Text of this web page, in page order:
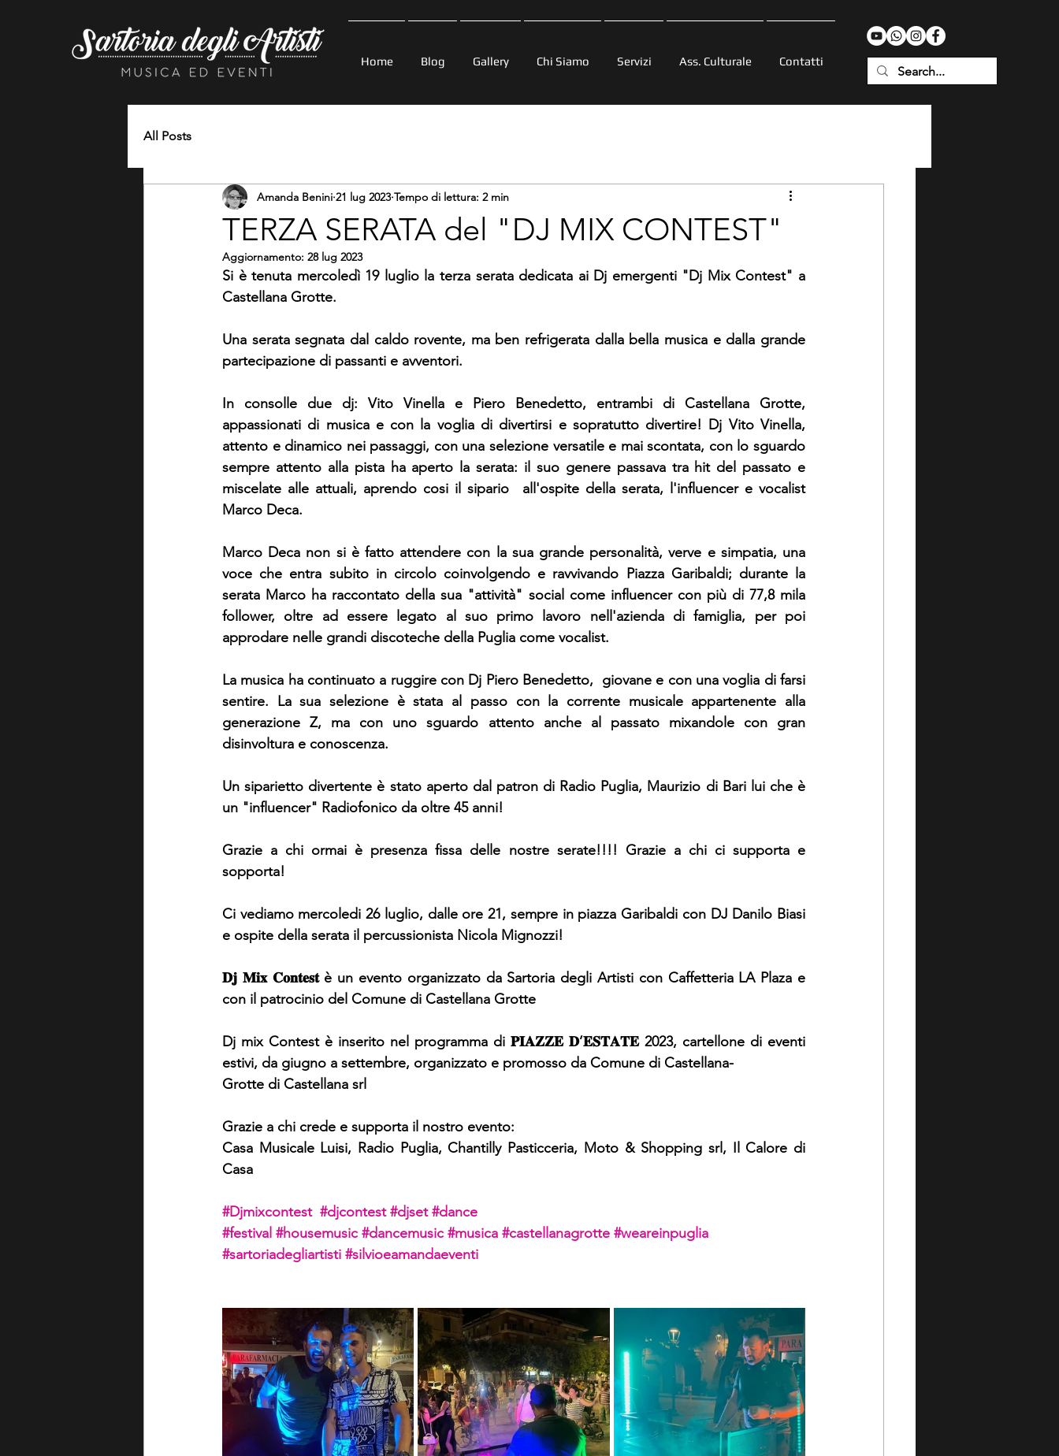
Home Blog Gallery Chi Siamo Servizi Ass. Culturale Contatti
All Posts
TERZA SERATA del "DJ MIX CONTEST"
Amanda Benini 21 lug 2023 Tempo di lettura: 2 min
Aggiornamento: 28 lug 2023
Si è tenuta mercoledì 19 luglio la terza serata dedicata ai Dj emergenti "Dj Mix Contest" a
Castellana Grotte.
Una serata segnata dal caldo rovente, ma ben refrigerata dalla bella musica e dalla grande
partecipazione di passanti e avventori.
In consolle due dj: Vito Vinella e Piero Benedetto, entrambi di Castellana Grotte,
appassionati di musica e con la voglia di divertirsi e sopratutto divertire! Dj Vito Vinella,
attento e dinamico nei passaggi, con una selezione versatile e mai scontata, con lo sguardo
sempre attento alla pista ha aperto la serata: il suo genere passava tra hit del passato e
miscelate alle attuali, aprendo cosi il sipario  all'ospite della serata, l'influencer e vocalist
Marco Deca.
Marco Deca non si è fatto attendere con la sua grande personalità, verve e simpatia, una
voce che entra subito in circolo coinvolgendo e ravvivando Piazza Garibaldi; durante la
serata Marco ha raccontato della sua "attività" social come influencer con più di 77,8 mila
follower, oltre ad essere legato al suo primo lavoro nell'azienda di famiglia, per poi
approdare nelle grandi discoteche della Puglia come vocalist.
La musica ha continuato a ruggire con Dj Piero Benedetto,  giovane e con una voglia di farsi
sentire. La sua selezione è stata al passo con la corrente musicale appartenente alla
generazione Z, ma con uno sguardo attento anche al passato mixandole con gran
disinvoltura e conoscenza.
Un siparietto divertente è stato aperto dal patron di Radio Puglia, Maurizio di Bari lui che è
un "influencer" Radiofonico da oltre 45 anni!
Grazie a chi ormai è presenza fissa delle nostre serate!!!! Grazie a chi ci supporta e
sopporta!
Ci vediamo mercoledi 26 luglio, dalle ore 21, sempre in piazza Garibaldi con DJ Danilo Biasi
e ospite della serata il percussionista Nicola Mignozzi!
𝐃𝐣 𝐌𝐢𝐱 𝐂𝐨𝐧𝐭𝐞𝐬𝐭 è un evento organizzato da Sartoria degli Artisti con Caffetteria LA Plaza e
con il patrocinio del Comune di Castellana Grotte
Dj mix Contest è inserito nel programma di 𝐏𝐈𝐀𝐙𝐙𝐄 𝐃’𝐄𝐒𝐓𝐀𝐓𝐄 2023, cartellone di eventi
estivi, da giugno a settembre, organizzato e promosso da Comune di Castellana-
Grotte di Castellana srl
Grazie a chi crede e supporta il nostro evento:
Casa Musicale Luisi, Radio Puglia, Chantilly Pasticceria, Moto & Shopping srl, Il Calore di
Casa
#Djmixcontest #djcontest #djset #dance
#festival #housemusic #dancemusic #musica #castellanagrotte #weareinpuglia
#sartoriadegliartisti #silvioeamandaeventi